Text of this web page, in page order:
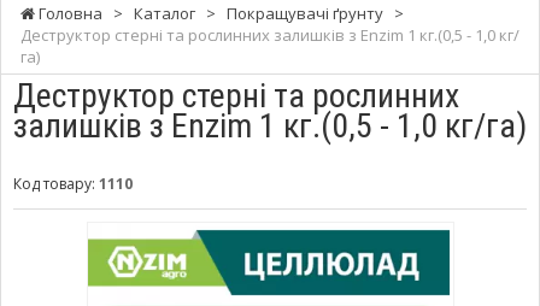
Головна > Каталог > Покращувачі ґрунту >
Деструктор стерні та рослинних залишків з Enzim 1 кг.(0,5 - 1,0 кг/
га)
Деструктор стерні та рослинних
залишків з Enzim 1 кг.(0,5 - 1,0 кг/га)
Код товару: 1110